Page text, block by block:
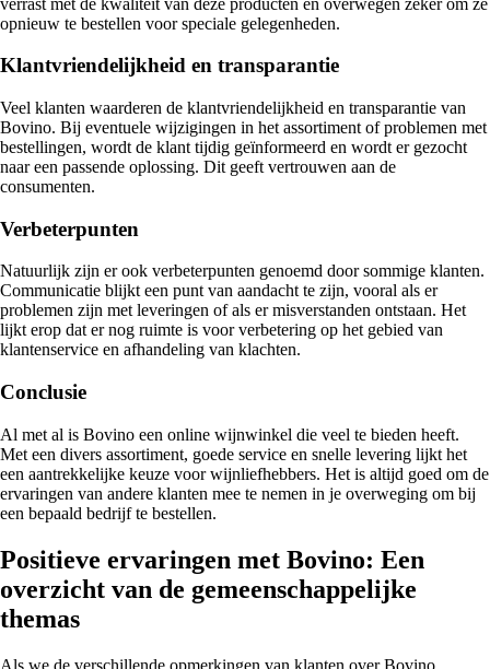
opnieuw te bestellen voor speciale gelegenheden.
Klantvriendelijkheid en transparantie
Veel klanten waarderen de klantvriendelijkheid en transparantie van
Bovino. Bij eventuele wijzigingen in het assortiment of problemen met
bestellingen, wordt de klant tijdig geïnformeerd en wordt er gezocht
naar een passende oplossing. Dit geeft vertrouwen aan de
consumenten.
Verbeterpunten
Natuurlijk zijn er ook verbeterpunten genoemd door sommige klanten.
Communicatie blijkt een punt van aandacht te zijn, vooral als er
problemen zijn met leveringen of als er misverstanden ontstaan. Het
lijkt erop dat er nog ruimte is voor verbetering op het gebied van
klantenservice en afhandeling van klachten.
Conclusie
Al met al is Bovino een online wijnwinkel die veel te bieden heeft.
Met een divers assortiment, goede service en snelle levering lijkt het
een aantrekkelijke keuze voor wijnliefhebbers. Het is altijd goed om de
ervaringen van andere klanten mee te nemen in je overweging om bij
een bepaald bedrijf te bestellen.
Positieve ervaringen met Bovino: Een
overzicht van de gemeenschappelijke
themas
Als we de verschillende opmerkingen van klanten over Bovino